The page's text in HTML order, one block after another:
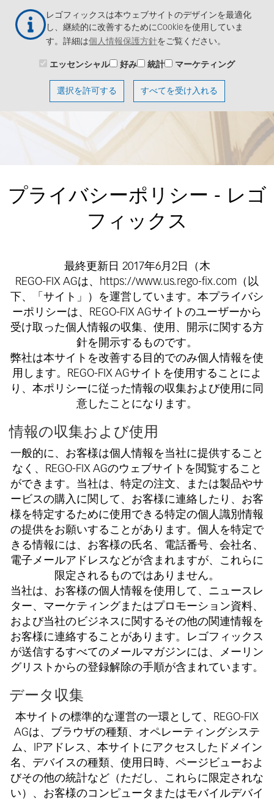
レゴフィックスは本ウェブサイトのデザインを最適化
し、継続的に改善するためにCookieを使用していま
す。詳細は個人情報保護方針をご覧ください。
エッセンシャル 好み 統計 マーケティング
選択を許可する すべてを受け入れる
プライバシーポリシー - レゴ
フィックス
最終更新日 2017年6月2日（木
REGO-FIX AGは、https://www.us.rego-fix.com（以
下、「サイト」）を運営しています。本プライバシ
ーポリシーは、REGO-FIX AGサイトのユーザーから
受け取った個人情報の収集、使用、開示に関する方
針を開示するものです。
弊社は本サイトを改善する目的でのみ個人情報を使
用します。REGO-FIX AGサイトを使用することによ
り、本ポリシーに従った情報の収集および使用に同
意したことになります。
情報の収集および使用
一般的に、お客様は個人情報を当社に提供すること
なく、REGO-FIX AGのウェブサイトを閲覧すること
ができます。当社は、特定の注文、または製品やサ
ービスの購入に関して、お客様に連絡したり、お客
様を特定するために使用できる特定の個人識別情報
の提供をお願いすることがあります。個人を特定で
きる情報には、お客様の氏名、電話番号、会社名、
電子メールアドレスなどが含まれますが、これらに
限定されるものではありません。
当社は、お客様の個人情報を使用して、ニュースレ
ター、マーケティングまたはプロモーション資料、
および当社のビジネスに関するその他の関連情報を
お客様に連絡することがあります。レゴフィックス
が送信するすべてのメールマガジンには、メーリン
グリストからの登録解除の手順が含まれています。
データ収集
本サイトの標準的な運営の一環として、REGO-FIX
AGは、ブラウザの種類、オペレーティングシステ
ム、IPアドレス、本サイトにアクセスしたドメイン
名、デバイスの種類、使用日時、ページビューおよ
びその他の統計など（ただし、これらに限定されな
い）、お客様のコンピュータまたはモバイルデバイ